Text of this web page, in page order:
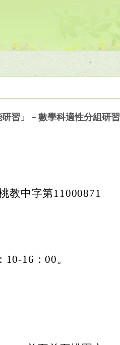
習」－數學科適性分組研習
教中字第11000871
16：00。